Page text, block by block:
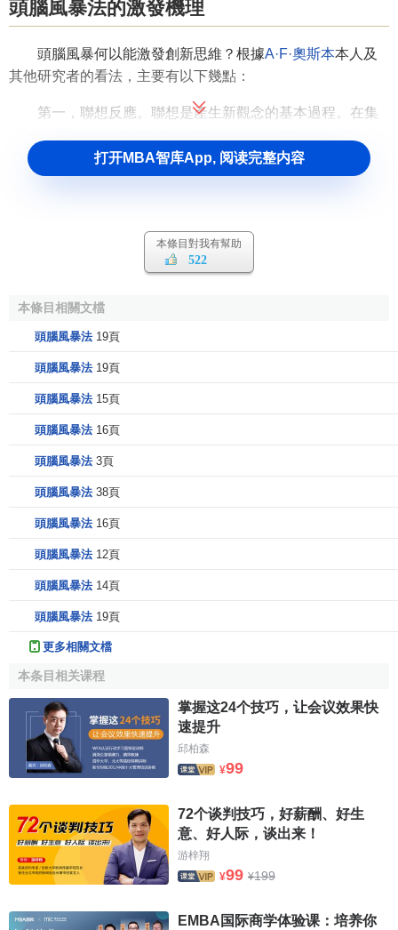
頭腦風暴法的激發機理
頭腦風暴何以能激發創新思維？根據A·F·奧斯本本人及
其他研究者的看法，主要有以下幾點：
第一，聯想反應。聯想是產生新觀念的基本過程。在集
的聯想。相繼產生一連串的新觀念，產生連鎖反應
，形成新
觀念堆，為創造性地解決問題提供了更多的可能性。
問題能激發人的熱情。人人自由發言、相互影響、相互感
染，能形成熱潮，突破固有觀念的束縛，最大限度地發揮創
第三，競爭意識。在有競爭意識情況下，人人爭先恐
後，競相發言，不斷地開動思維機器，力求有獨到見解，新
奇觀念。心理學的原理告訴我們，人類有爭強好勝心理，在
多。
欲望自由，不受任何干擾和控制，是非常重要的。頭腦風暴
法有一條原則，不得批評倉促的發言，甚至不許有任何懷疑
的新觀念。
頭腦風暴法的要求
①組織形式
參加人數一般為5～10人（課堂教學也可以班為單位），
最好由不同專業或不同崗位者組成；
會議時間控制在1小時左右；
設主持人一名，主持人只主持會議，對設想不作評論。
設記錄員1～2人，要求認真將與會者每一設想不論好壞都完
②會議類型
設想開髮型：這是為獲取大量的設想、為課題尋找多種
言表達能力要強。
打开MBA智库App, 阅读完整内容
本條目對我有幫助
522
本條目相關文檔
頭腦風暴法 19頁
頭腦風暴法 19頁
頭腦風暴法 15頁
頭腦風暴法 16頁
頭腦風暴法 3頁
頭腦風暴法 38頁
頭腦風暴法 16頁
頭腦風暴法 12頁
頭腦風暴法 14頁
頭腦風暴法 19頁
更多相關文檔
本条目相关课程
掌握这24个技巧，让会议效果快
速提升
邱柏森
¥99
72个谈判技巧，好薪酬、好生
意、好人际，谈出来！
游梓翔
¥99 ¥199
EMBA国际商学体验课：培养你